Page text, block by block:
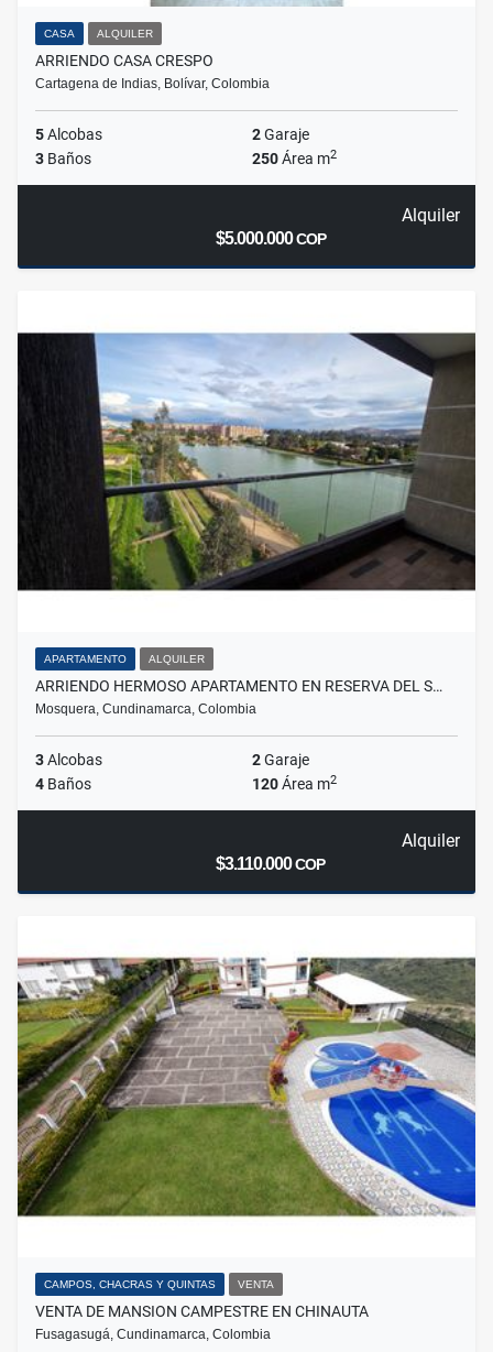
CASA ALQUILER
ARRIENDO CASA CRESPO
Cartagena de Indias, Bolívar, Colombia
5Alcobas 2Garaje
3 Baños 250Área m2
Alquiler
$5.000.000COP
APARTAMENTO ALQUILER
ARRIENDO HERMOSO APARTAMENTO EN RESERVA DEL S…
Mosquera, Cundinamarca, Colombia
3Alcobas 2Garaje
4 Baños 120Área m2
Alquiler
$3.110.000COP
CAMPOS, CHACRAS Y QUINTAS VENTA
VENTA DE MANSION CAMPESTRE EN CHINAUTA
Fusagasugá, Cundinamarca, Colombia